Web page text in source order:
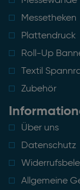
Messetheken
Plattendruck
Roll-Up
Textil
Zubehör
Über uns
Datenschutz
Allgemeine